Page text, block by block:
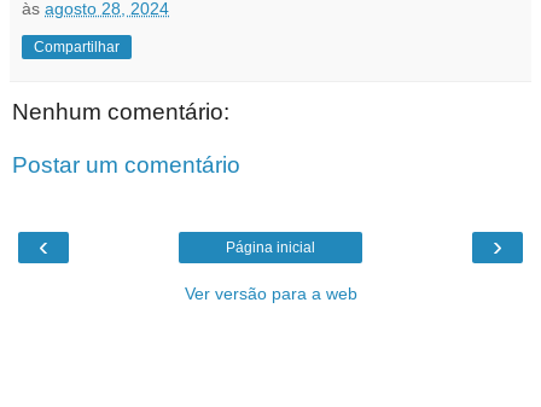
às agosto 28, 2024
Compartilhar
Nenhum comentário:
Postar um comentário
‹ ›
Página inicial
Ver versão para a web